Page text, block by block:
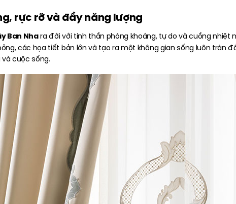
rực rỡ và đầy năng lượng
Ban Nhara đời với tinh thần phóng khoáng, tự do và cuồng nhiệt
các họa tiết bản lớn và tạo ra một không gian sống luôn tràn
cuộc sống.